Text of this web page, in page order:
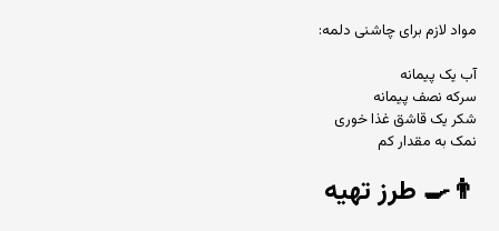
مواد لازم برای چاشنی دلمه:
آب یک پیمانه
سرکه نصف پیمانه
شکر یک قاشق غذا خوری
نمک به مقدار کم
👨‍🍳 طرز تهیه